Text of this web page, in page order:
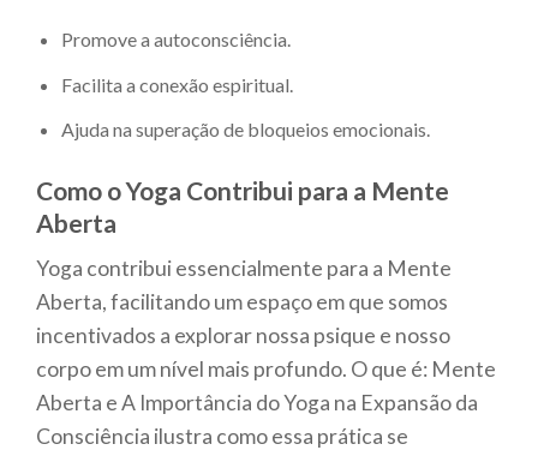
Promove a autoconsciência.
Facilita a conexão espiritual.
Ajuda na superação de bloqueios emocionais.
Como o Yoga Contribui para a Mente
Aberta
Yoga contribui essencialmente para a Mente
Aberta, facilitando um espaço em que somos
incentivados a explorar nossa psique e nosso
corpo em um nível mais profundo. O que é: Mente
Aberta e A Importância do Yoga na Expansão da
Consciência ilustra como essa prática se